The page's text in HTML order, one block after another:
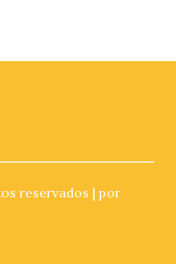
reservados | por